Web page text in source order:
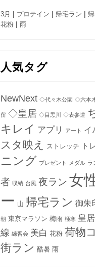
3月 | プロテイン | 帰宅ラン |
花粉 | 雨
人気タグ
NewNext ◇代々木公園 ◇六本
留 ◇皇居 ◇目黒川 ◇表参道
キレイ アプリ アート イ
スタ映え
ストレッチ ト
ニング プレゼント メダル ラ
者 収納 台風 夜ラン 女
ー 山 帰宅ラン 御朱
朝 東京マラソン 梅雨 極寒 皇
線 練習会 美白 花粉 荷物
街ラン 酷暑 雨